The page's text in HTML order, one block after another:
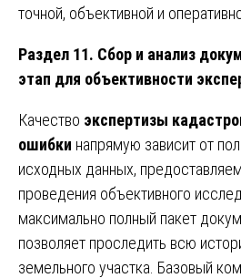
точной, объективной и
Раздел 11. Сбор и анализ
этап для объективности
Качество экспертизы
ошибки напрямую зависит от
исходных данных,
проведения объективного
максимально полный пакет
позволяет проследить всю
земельного участка. Базовый